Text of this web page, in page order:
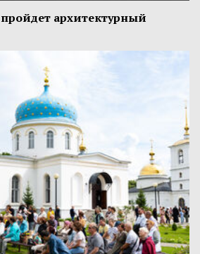
архитектурный